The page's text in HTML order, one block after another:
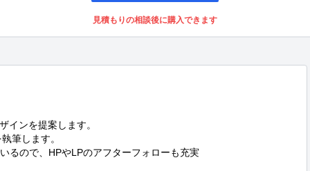
見積もりの相談後に購入できます
インを提案します。
筆します。
るので、HPやLPのアフターフォローも充実